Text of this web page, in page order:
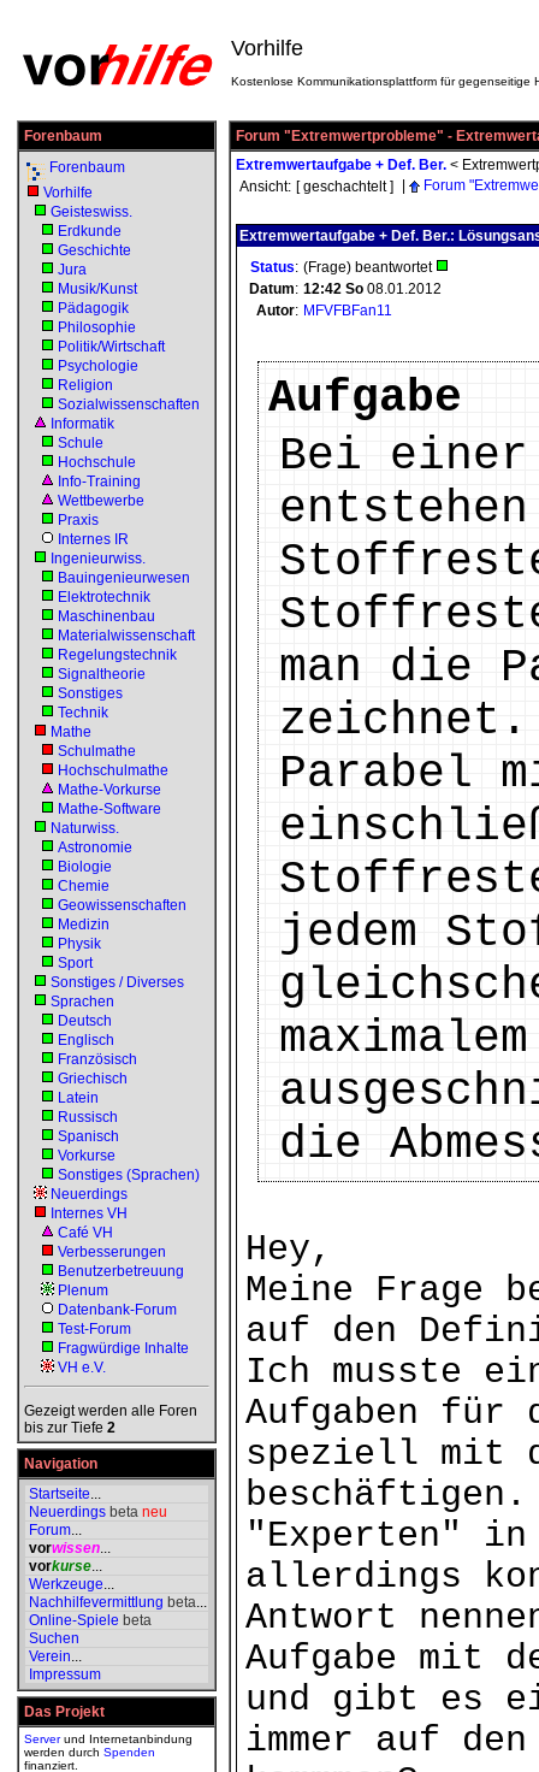
Vorhilfe
Kostenlose Kommunikationsplattform für gegenseitige
Forenbaum
Forenbaum
Vorhilfe
Geisteswiss.
Erdkunde
Geschichte
Jura
Musik/Kunst
Pädagogik
Philosophie
Politik/Wirtschaft
Psychologie
Religion
Sozialwissenschaften
Informatik
Schule
Hochschule
Info-Training
Wettbewerbe
Praxis
Internes IR
Ingenieurwiss.
Bauingenieurwesen
Elektrotechnik
Maschinenbau
Materialwissenschaft
Regelungstechnik
Signaltheorie
Sonstiges
Technik
Mathe
Schulmathe
Hochschulmathe
Mathe-Vorkurse
Mathe-Software
Naturwiss.
Astronomie
Biologie
Chemie
Geowissenschaften
Medizin
Physik
Sport
Sonstiges / Diverses
Sprachen
Deutsch
Englisch
Französisch
Griechisch
Latein
Russisch
Spanisch
Vorkurse
Sonstiges (Sprachen)
Neuerdings
Internes VH
Café VH
Verbesserungen
Benutzerbetreuung
Plenum
Datenbank-Forum
Test-Forum
Fragwürdige Inhalte
VH e.V.
Gezeigt werden alle Foren
bis zur Tiefe 2
Navigation
Startseite...
Neuerdings beta neu
Forum...
vorwissen...
vorkurse...
Werkzeuge...
Nachhilfevermittlung beta...
Online-Spiele beta
Suchen
Verein...
Impressum
Das Projekt
Serverund Internetanbindung
werden durch Spenden
finanziert.
Forum "Extremwertprobleme" -
Extremwertaufgabe + Def. Ber. <
Ansicht: [ geschachtelt ] Forum
Extremwertaufgabe + Def. Ber.:
Status: (Frage) beantwortet
Datum: 12:42 So 08.01.2012
Autor: MFVFBFan11
Aufgabe
Bei
man die
Parabel
jedem
die
Hey,
Meine Frage
auf den
Ich musste
Aufgaben für
speziell mit
"Experten" in
allerdings
Antwort
Aufgabe mit
und gibt es
immer auf